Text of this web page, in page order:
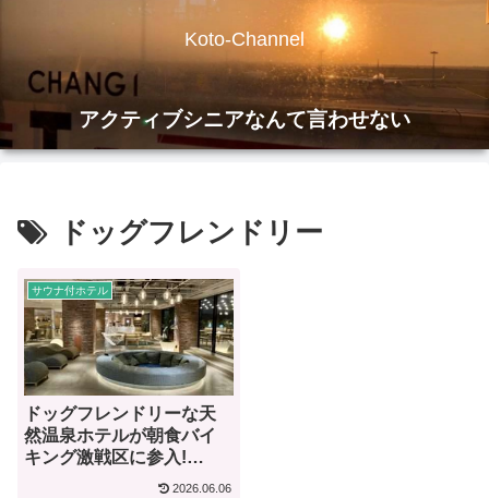
Koto-Channel
アクティブシニアなんて言わせない
ドッグフレンドリー
サウナ付ホテル
ドッグフレンドリーな天
然温泉ホテルが朝食バイ
キング激戦区に参入!
OMO5函館 by 星野リゾー
2026.06.06